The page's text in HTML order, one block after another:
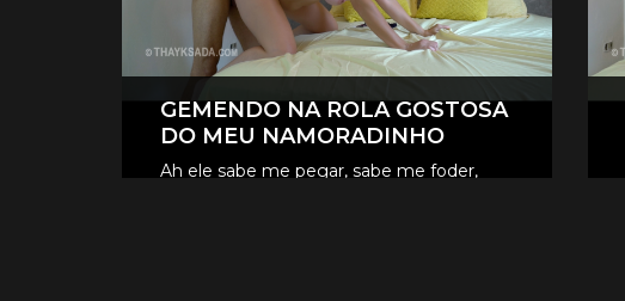
GEMENDO NA ROLA GOSTOSA
DO MEU NAMORADINHO
Ah ele sabe me pegar, sabe me foder,